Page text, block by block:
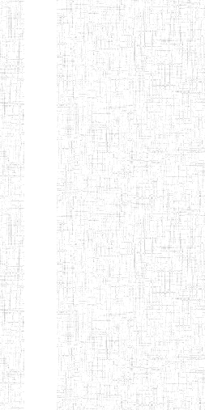
Début Préc. 1
Suivant
Fin
Etablissements
d'enseignement
secondaire
technique
et
professionnel
ESTP